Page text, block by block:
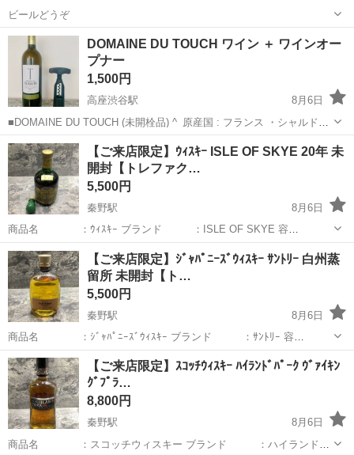
ビールどうぞ
神奈川 川崎市
DOMAINE DU TOUCH ワイン ＋ ワインオー
プナー
1,500円
高座渋谷駅
8月6日
■DOMAINE DU TOUCH (未開栓品) ^_原産国 : フランス ・シャルドネ
・色 : 白 ・容量 : 750ml ■ワインオープナー(未使用品) ■ノークレー
ム・ノーリターンでお願いします。未使...
神奈川 大和市 高座渋谷駅 ワイン
【ご来店限定】ｳｨｽｷｰ ISLE OF SKYE 20年 未
開封【トレファク…
5,500円
秦野駅
8月6日
商品名 ：ｳｨｽｷｰ ブランド ：ISLE OF SKYE 容
量 ：750ml 年数 ：20年 開封確認 ：未開封
付属品 ：小瓶 商品お問い合わせ番号：1046009...
神奈川 秦野市 秦野駅 ウイスキー トレファク
【ご来店限定】ｼﾞｬﾊﾟﾆｰｽﾞｳｨｽｷｰ ｻﾝﾄﾘｰ 白州蒸
留所 未開封【ト…
5,500円
秦野駅
8月6日
商品名 ：ｼﾞｬﾊﾟﾆｰｽﾞｳｨｽｷｰ ブランド ：ｻﾝﾄﾘｰ 容
量 ：300ml 開封確認 ：未開封 商品お問い合わせ番
号：1046008161410 こちらはリサイクルショップ、「...
神奈川 秦野市 秦野駅 ウイスキー サントリー
【ご来店限定】ｽｺｯﾁｳｨｽｷｰ ﾊｲﾗﾝﾄﾞﾊﾟｰｸ ｳﾞｧｲｷﾝ
ｸﾞﾌﾟﾗ…
8,800円
秦野駅
8月6日
商品名 ：スコッチウィスキー ブランド ：ハイランドパ